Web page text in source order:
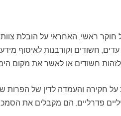
ראשי, האחראי על הובלת
עדים, חשודים וקורבנות לאיסוף
חקירה והעמדה לדין של הפרות
פדרליים. הם מקבלים את